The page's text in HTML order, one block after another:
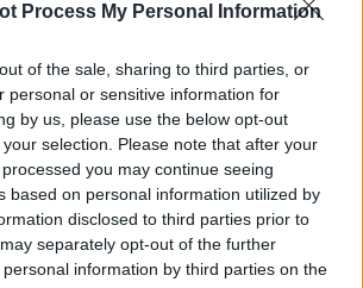
Process My Personal Information
of the sale, sharing to third parties, or
personal or sensitive information for
by us, please use the below opt-out
selection. Please note that after your
you may continue seeing
based on personal information utilized by
disclosed to third parties prior to
separately opt-out of the further
information by third parties on the